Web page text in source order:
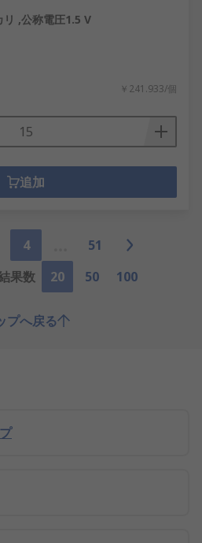
リ ,公称電圧1.5 V
￥241.933/個
追加
4
51
果数
20 50 100
プへ戻る